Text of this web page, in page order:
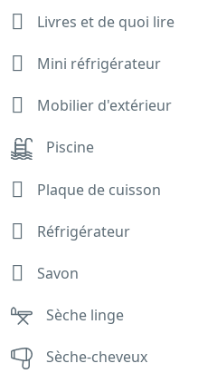
Livres et de quoi lire
Mini réfrigérateur
Mobilier d'extérieur
Piscine
Plaque de cuisson
Réfrigérateur
Savon
Sèche linge
Sèche-cheveux